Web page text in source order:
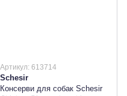
Артикул: 613714
Schesir
Консерви для собак Schesir